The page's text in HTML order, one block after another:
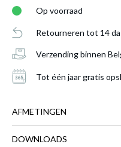
Op voorraad
Retourneren tot 14
Verzending binnen
Tot één jaar gratis
AFMETINGEN
DOWNLOADS